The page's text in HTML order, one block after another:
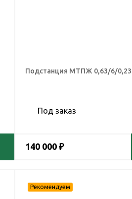
Подстанция МТПЖ 0,63/6/0,23
Под заказ
140 000 ₽